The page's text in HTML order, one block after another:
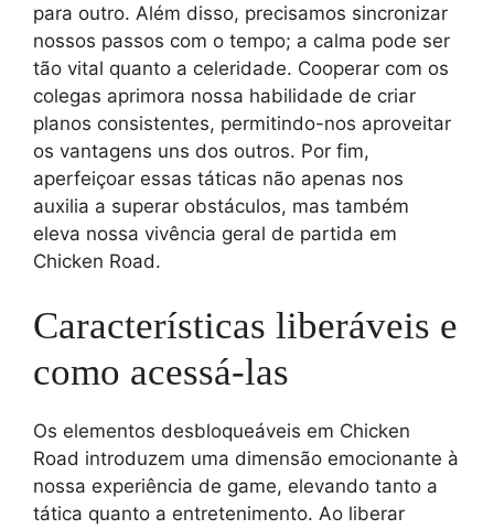
para outro. Além disso, precisamos sincronizar
nossos passos com o tempo; a calma pode ser
tão vital quanto a celeridade. Cooperar com os
colegas aprimora nossa habilidade de criar
planos consistentes, permitindo-nos aproveitar
os vantagens uns dos outros. Por fim,
aperfeiçoar essas táticas não apenas nos
auxilia a superar obstáculos, mas também
eleva nossa vivência geral de partida em
Chicken Road.
Características liberáveis e
como acessá-las
Os elementos desbloqueáveis em Chicken
Road introduzem uma dimensão emocionante à
nossa experiência de game, elevando tanto a
tática quanto a entretenimento. Ao liberar